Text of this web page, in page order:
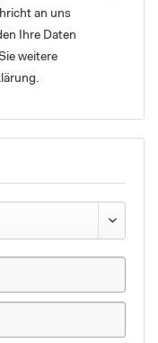
an uns
Ihre Daten
weitere